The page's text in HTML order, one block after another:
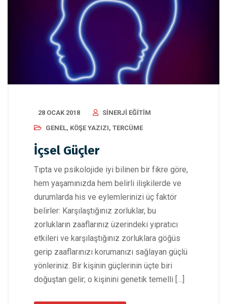
28 OCAK 2018
SINERJI EĞITIM
GENEL, KÖŞE YAZIZI, TERCÜME
İçsel Güçler
Tıpta ve psikolojide iyi bilinen bir fikre göre,
hem yaşamınızda hem belirli ilişkilerde ve
durumlarda his ve eylemlerinizi üç faktör
belirler: Karşılaştığınız zorluklar, bu
zorlukların zaaflarınız üzerindeki yıpratıcı
etkileri ve karşılaştığınız zorluklara göğüs
gerip zaaflarınızı korumanızı sağlayan güçlü
yönleriniz. Bir kişinin güçlerinin üçte biri
doğuştan gelir; o kişinini genetik temelli […]